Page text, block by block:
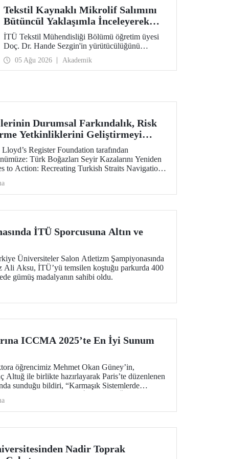
Tekstil Kaynaklı Mikrolif Salımını
Bütüncül Yaklaşımla İnceleyerek
Analiz ve Azaltım Stratejileri
Geliştirecek Projeye TÜBİTAK
Desteği
İTÜ Tekstil Mühendisliği Bölümü öğretim üyesi
Doç. Dr. Hande Sezgin'in yürütücülüğünü
üstlendiği “Sürdürülebilir Pamuk ve Polyester
Esaslı Tekstil Ürünlerinde Kullanım Koşullarına
Bağlı Mikrolif Salımı: Aşınma, UV Maruziyeti ve
proje, TÜBİTAK 2515 – COST Aksiyon Üyeleri
desteklenmeye hak kazandı.
05 Ağu 2026 Akademik
Durumsal Farkındalık, Risk
Yetkinliklerini Geliştirmeyi
Hibe Desteği
Register Foundation tarafından
Türk Boğazları Seyir Kazalarını Yeniden
to Action: Recreating Turkish Straits Navigation
İTÜ Sporcusuna Altın ve
Üniversiteler Salon Atletizm Şampiyonasında
Ali Aksu, İTÜ’yü temsilen koştuğu parkurda 400
gümüş madalyanın sahibi oldu.
ICCMA 2025’te En İyi Sunum
öğrencimiz Mehmet Okan Güney’in,
Altuğ ile birlikte hazırlayarak Paris’te düzenlenen
sunduğu bildiri, “Karmaşık Sistemlerde
Nadir Toprak